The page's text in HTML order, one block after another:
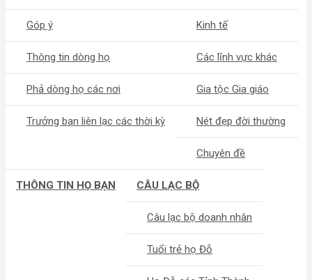
Góp ý
Thông tin dòng họ
Phả dòng họ các nơi
Trưởng ban liên lạc các thời kỳ
Kinh tế
Các lĩnh vực khác
Gia tộc Gia giáo
Nét đẹp đời thường
Chuyên đề
THÔNG TIN HỌ BẠN CÂU LẠC BỘ
Câu lạc bộ doanh nhân
Tuổi trẻ họ Đỗ